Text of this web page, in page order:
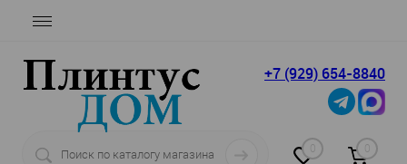
+7 (929) 654-8840
0 0